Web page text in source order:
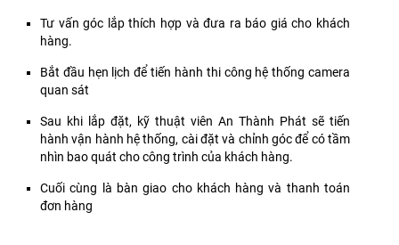
Tư vấn góc lắp thích hợp và đưa ra báo giá cho khách
hàng.
Bắt đầu hẹn lịch để tiến hành thi công hệ thống camera
quan sát
Sau khi lắp đặt, kỹ thuật viên An Thành Phát sẽ tiến
hành vận hành hệ thống, cài đặt và chỉnh góc để có tầm
nhìn bao quát cho công trình của khách hàng.
Cuối cùng là bàn giao cho khách hàng và thanh toán
đơn hàng